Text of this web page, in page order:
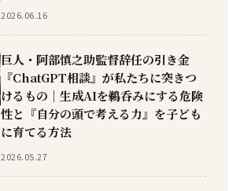
2026.06.16
巨人・阿部慎之助監督辞任の引き金
『ChatGPT相談』が私たちに突きつ
けるもの｜生成AIを鵜呑みにする危険
性と『自分の頭で考える力』を子ども
に育てる方法
2026.05.27